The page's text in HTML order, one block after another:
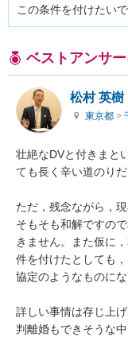
この条件を付けたいで
ベストアンサ
松村 英樹
東京都 >
壮絶なDVと付きまと
ても長く辛い道のりだ
ただ，残念ながら，
そもそも和解ですの
きません。また仮に
件を付けたとしても
協定のようなものに
詳しい事情は存じ上
判離婚もできそうな